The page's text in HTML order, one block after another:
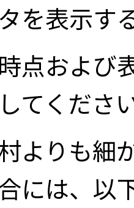
を表示す
点および
てくださ
よりも細
には、以